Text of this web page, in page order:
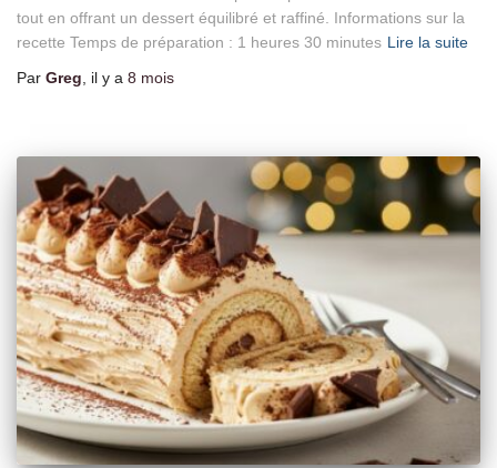
tout en offrant un dessert équilibré et raffiné. Informations sur la
recette Temps de préparation : 1 heures 30 minutes Lire la suite
Par Greg , il y a 8 mois